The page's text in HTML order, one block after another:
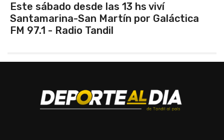
Este sábado desde las 13 hs viví
Santamarina-San Martín por Galáctica
FM 97.1 - Radio Tandil